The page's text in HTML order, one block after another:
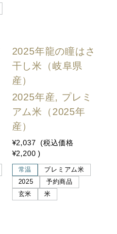
2025年龍の瞳はさ
干し米（岐阜県
産）
2025年産, プレミ
アム米（2025年
産）
¥2,037
(税込価格
¥2,200 )
常温
プレミアム米
2025
予約商品
玄米
米